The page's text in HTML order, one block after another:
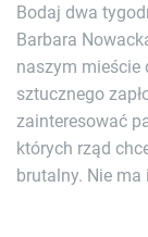
Bodaj dwa
Barbara
naszym mieście
sztucznego
zainteresować
których rząd
brutalny. Nie ma